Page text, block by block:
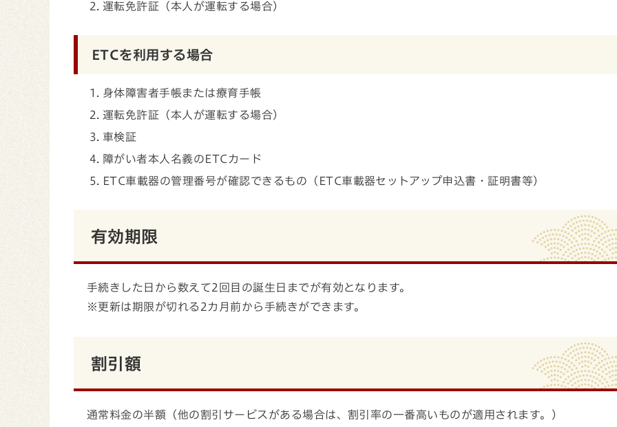
運転免許証（本人が運転する場合）
ETCを利用する場合
身体障害者手帳または療育手帳
運転免許証（本人が運転する場合）
車検証
障がい者本人名義のETCカード
ETC車載器の管理番号が確認できるもの（ETC車載器セットアップ申込書・証明書等）
有効期限
手続きした日から数えて2回目の誕生日までが有効となります。
※更新は期限が切れる2カ月前から手続きができます。
割引額
通常料金の半額（他の割引サービスがある場合は、割引率の一番高いものが適用されます。）